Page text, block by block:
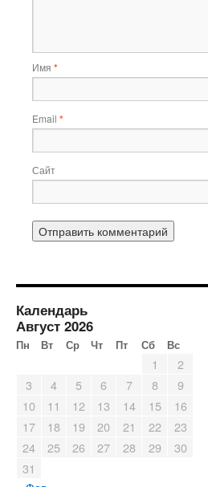
Имя *
Email *
Сайт
Календарь
Август 2026
Пн Вт Ср Чт Пт Сб Вс
1
2
3
4 5 6 7 8
9
10
11 12 13 14 15
16
17
18 19 20 21 22
23
24
25 26 27 28 29
30
31